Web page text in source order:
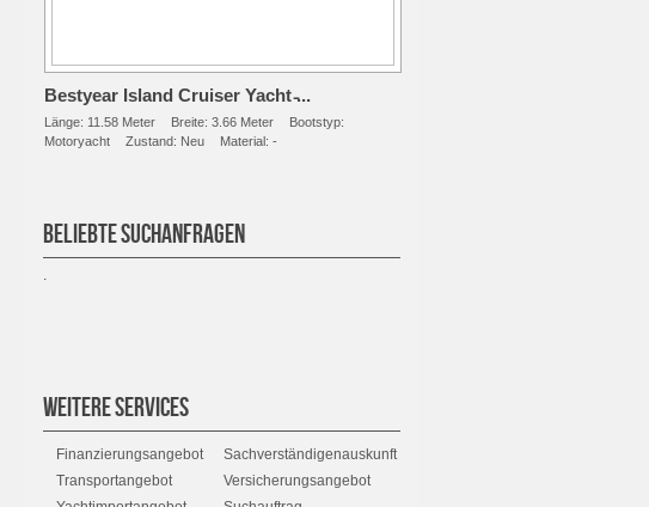
Bestyear Island Cruiser Yacht ̵...
Länge: 11.58 Meter Breite: 3.66 Meter
Bootstyp:
Motoryacht
Zustand: Neu Material: -
BELIEBTE SUCHANFRAGEN
.
WEITERE SERVICES
Finanzierungsangebot
Transportangebot
Sachverständigenauskunft
Versicherungsangebot